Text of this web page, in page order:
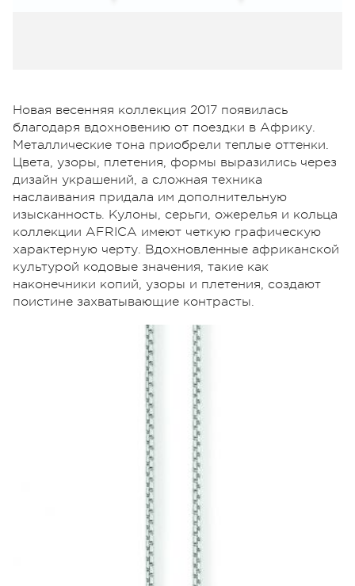
Новая весенняя коллекция 2017 появилась
благодаря вдохновению от поездки в Африку.
Металлические тона приобрели теплые оттенки.
Цвета, узоры, плетения, формы выразились через
дизайн украшений, а сложная техника
наслаивания придала им дополнительную
изысканность. Кулоны, серьги, ожерелья и кольца
коллекции AFRICA имеют четкую графическую
характерную черту. Вдохновленные африканской
культурой кодовые значения, такие как
наконечники копий, узоры и плетения, создают
поистине захватывающие контрасты.